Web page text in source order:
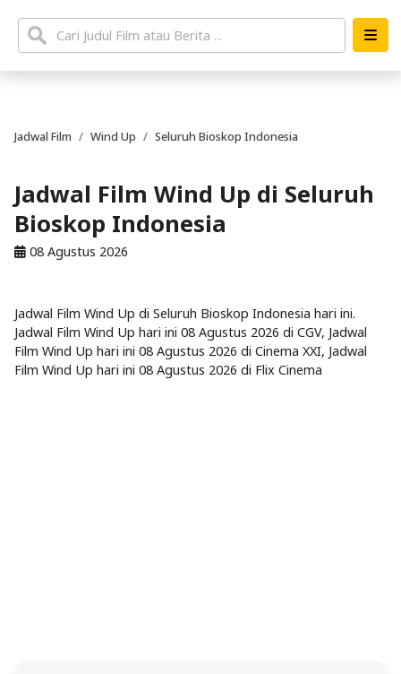
Jadwal Film Wind Up Seluruh Bioskop Indonesia
Jadwal Film Wind Up di Seluruh
Bioskop Indonesia
08 Agustus 2026
Jadwal Film Wind Up di Seluruh Bioskop Indonesia hari ini.
Jadwal Film Wind Up hari ini 08 Agustus 2026 di CGV, Jadwal
Film Wind Up hari ini 08 Agustus 2026 di Cinema XXI, Jadwal
Film Wind Up hari ini 08 Agustus 2026 di Flix Cinema